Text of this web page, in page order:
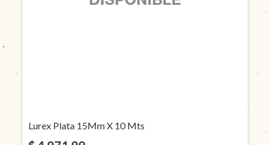
Lurex Plata 15Mm X 10 Mts